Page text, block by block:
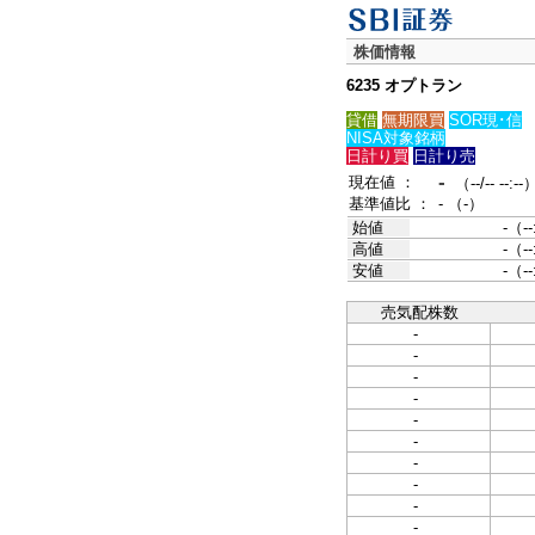
株価情報
6235 オプトラン
貸借 無期限買 SOR現･信
NISA対象銘柄
日計り買 日計り売
現在値 ：
- （--/-- --:--
基準値比 ：
- （-）
始値
-（
高値
-（
安値
-（
売気配株数
-
-
-
-
-
-
-
-
-
-